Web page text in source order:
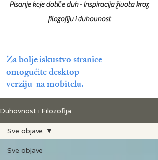
Za bolje iskustvo stranice
omogućite desktop
verziju na mobitelu.
Pisanje koje dotiče duh - Inspiracija života kroz
filozofiju i duhovnost
Duhovnost i Filozofija
Sve objave
Sve objave